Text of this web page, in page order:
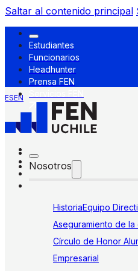
Saltar al contenido principal
Estudiantes
Funcionarios
Headhunter
Prensa FEN
ESEN
Nosotros
HistoriaEquipo
Aseguramiento de la
Círculo de Honor
Empresarial